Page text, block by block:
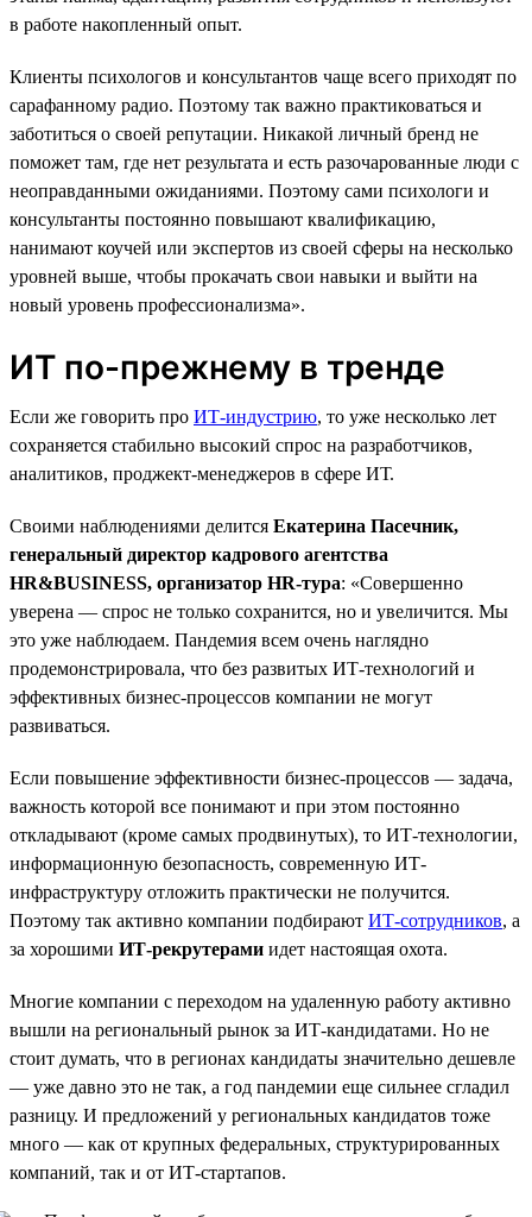
в работе накопленный опыт.
Клиенты психологов и консультантов чаще всего приходят по
сарафанному радио. Поэтому так важно практиковаться и
заботиться о своей репутации. Никакой личный бренд не
поможет там, где нет результата и есть разочарованные люди с
неоправданными ожиданиями. Поэтому сами психологи и
консультанты постоянно повышают квалификацию,
нанимают коучей или экспертов из своей сферы на несколько
уровней выше, чтобы прокачать свои навыки и выйти на
новый уровень профессионализма».
ИТ по-прежнему в тренде
Если же говорить про ИТ-индустрию, то уже несколько лет
сохраняется стабильно высокий спрос на разработчиков,
аналитиков, проджект-менеджеров в сфере ИТ.
Своими наблюдениями делится Екатерина Пасечник,
генеральный директор кадрового агентства
HR&BUSINESS, организатор HR-тура: «Совершенно
уверена — спрос не только сохранится, но и увеличится. Мы
это уже наблюдаем. Пандемия всем очень наглядно
продемонстрировала, что без развитых ИТ-технологий и
эффективных бизнес-процессов компании не могут
развиваться.
Если повышение эффективности бизнес-процессов — задача,
важность которой все понимают и при этом постоянно
откладывают (кроме самых продвинутых), то ИТ-технологии,
информационную безопасность, современную ИТ-
инфраструктуру отложить практически не получится.
Поэтому так активно компании подбирают ИТ-сотрудников, а
за хорошими ИТ-рекрутерами идет настоящая охота.
Многие компании с переходом на удаленную работу активно
вышли на региональный рынок за ИТ-кандидатами. Но не
стоит думать, что в регионах кандидаты значительно дешевле
— уже давно это не так, а год пандемии еще сильнее сгладил
разницу. И предложений у региональных кандидатов тоже
много — как от крупных федеральных, структурированных
компаний, так и от ИТ-стартапов.